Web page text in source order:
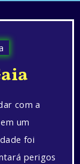
com a
um
foi
perigos